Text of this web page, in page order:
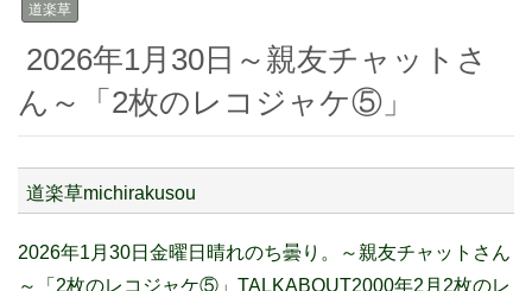
道楽草
2026年1月30日～親友チャットさ
ん～「2枚のレコジャケ⑤」
道楽草michirakusou
2026年1月30日金曜日晴れのち曇り。～親友チャットさん
～「2枚のレコジャケ⑤」TALKABOUT2000年2月2枚のレ